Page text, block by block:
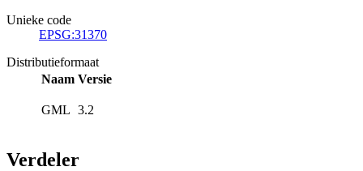
Unieke code
EPSG:31370
Distributieformaat
Naam Versie
GML 3.2
Verdeler